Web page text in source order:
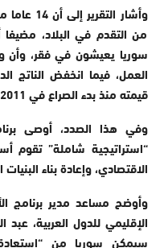
وأشار
من التقدم في البلاد،
سوريا يعيشون في فقر،
العمل، فيما انخفض الناتج
قيمته منذ بدء الصراع في 2011.
وفي هذا الصدد، أوصى
“استراتيجية شاملة” تقوم
الاقتصادي، وإعادة بناء البنيات
وأوضح مساعد مدير برنامج
الإقليمي للدول العربية، عبد
سيمكن سوريا من